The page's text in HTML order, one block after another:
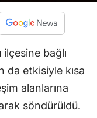
bağlı
da etkisiyle kısa
alanlarına
söndürüldü.